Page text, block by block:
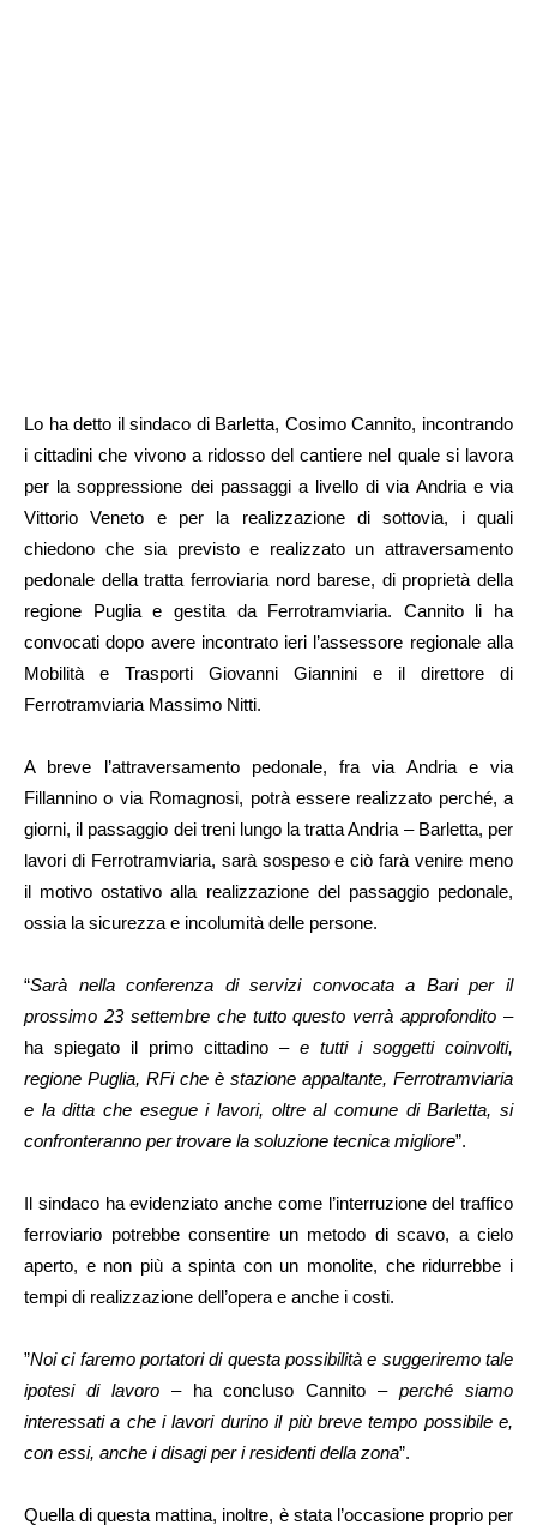
Lo ha detto il sindaco di Barletta, Cosimo Cannito, incontrando
i cittadini che vivono a ridosso del cantiere nel quale si lavora
per la soppressione dei passaggi a livello di via Andria e via
Vittorio Veneto e per la realizzazione di sottovia, i quali
chiedono che sia previsto e realizzato un attraversamento
pedonale della tratta ferroviaria nord barese, di proprietà della
regione Puglia e gestita da Ferrotramviaria. Cannito li ha
convocati dopo avere incontrato ieri l’assessore regionale alla
Mobilità e Trasporti Giovanni Giannini e il direttore di
Ferrotramviaria Massimo Nitti.
A breve l’attraversamento pedonale, fra via Andria e via
Fillannino o via Romagnosi, potrà essere realizzato perché, a
giorni, il passaggio dei treni lungo la tratta Andria – Barletta, per
lavori di Ferrotramviaria, sarà sospeso e ciò farà venire meno
il motivo ostativo alla realizzazione del passaggio pedonale,
ossia la sicurezza e incolumità delle persone.
“Sarà nella conferenza di servizi convocata a Bari per il
prossimo 23 settembre che tutto questo verrà approfondito –
ha spiegato il primo cittadino – e tutti i soggetti coinvolti,
regione Puglia, RFi che è stazione appaltante, Ferrotramviaria
e la ditta che esegue i lavori, oltre al comune di Barletta, si
confronteranno per trovare la soluzione tecnica migliore”.
Il sindaco ha evidenziato anche come l’interruzione del traffico
ferroviario potrebbe consentire un metodo di scavo, a cielo
aperto, e non più a spinta con un monolite, che ridurrebbe i
tempi di realizzazione dell’opera e anche i costi.
”Noi ci faremo portatori di questa possibilità e suggeriremo tale
ipotesi di lavoro– ha concluso Cannito –perché siamo
interessati a che i lavori durino il più breve tempo possibile e,
con essi, anche i disagi per i residenti della zona”.
Quella di questa mattina, inoltre, è stata l’occasione proprio per